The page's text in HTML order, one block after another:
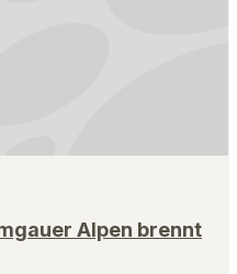
Alpen brennt